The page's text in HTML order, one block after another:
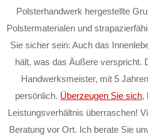
Polsterhandwerk hergestellte
Polstermaterialen und
Sie sicher sein: Auch das
hält, was das Äußere verspricht.
Handwerksmeister, mit 5
persönlich. Überzeugen Sie sich,
Leistungsverhältnis überraschen!
Beratung vor Ort. Ich berate Sie